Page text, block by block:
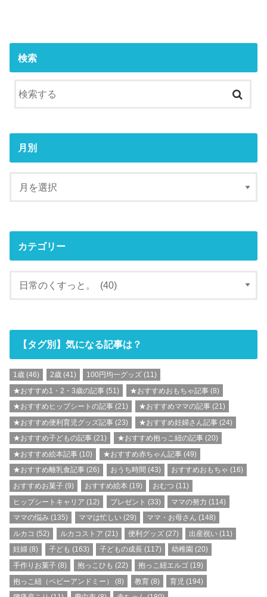
検索
月別
カテゴリー
【タグ別】気になる記事は？
1歳 (46) 2歳(41) 100円均一グッズ(11)
★おすすめ1・2・3歳の記事 (51) ★おすすめおもちゃ記事(8)
★おすすめヒップシートの記事 (21) ★おすすめママの記事(21)
★おすすめ便利育児グッズ記事 (23) ★おすすめ妊婦さん記事(24)
★おすすめ子どもの記事 (21) ★おすすめ抱っこ紐の記事(20)
★おすすめ絵本記事 (10) ★おすすめ赤ちゃん記事(49)
★おすすめ離乳食記事 (26) おうち時間 (43) おすすめおもちゃ (16)
おすすめお菓子 (9) おすすめ絵本 (19) おむつ (11)
ヒップシートキャリア (12) プレゼント (33) ママの努力 (114)
ママの悩み (135) ママは忙しい(29) ママ・お母さん (148)
ルカコ (52) ルカコストア (21) 便利グッズ(27) 出産祝い (11)
妊婦 (8) 子ども (163) 子どもの成長(117) 幼稚園 (20)
手作りお菓子 (8) 抱っこひも (22) 抱っこ紐エルゴ(19)
抱っこ紐（ベビーアンドミー）
(8) 教育(8) 育児 (194)